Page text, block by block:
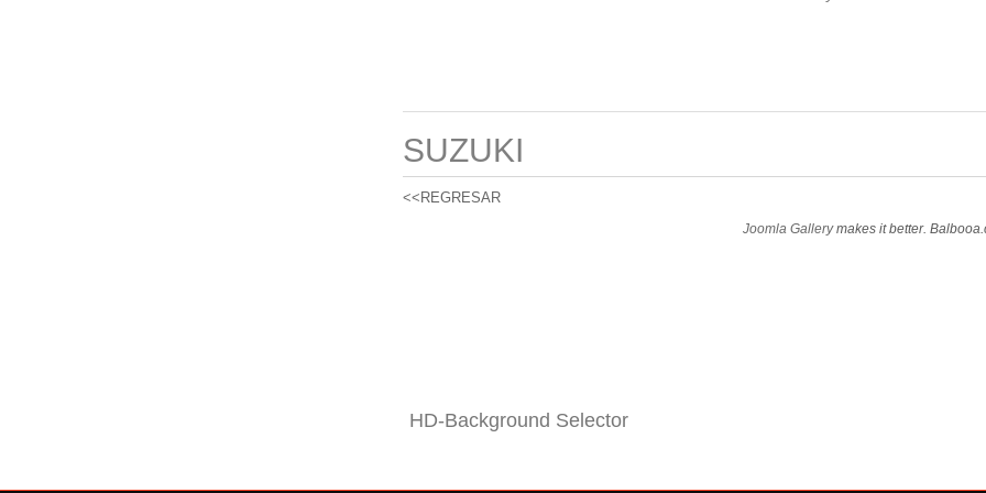
SUZUKI
<<REGRESAR
Joomla Gallerymakes it better.
HD-Background Selector